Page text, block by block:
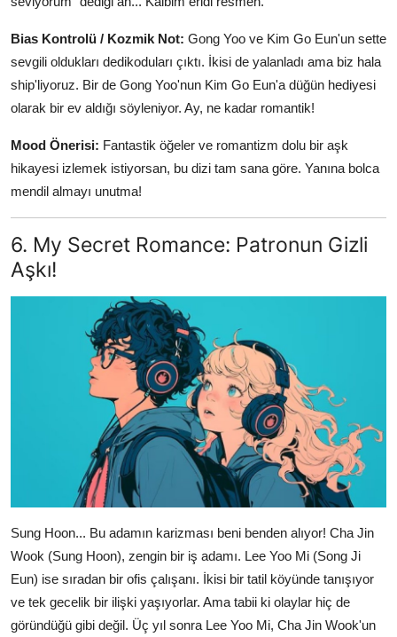
Bias Kontrolü / Kozmik Not: Gong Yoo ve Kim Go Eun'un sette
sevgili oldukları dedikoduları çıktı. İkisi de yalanladı ama biz hala
ship'liyoruz. Bir de Gong Yoo'nun Kim Go Eun'a düğün hediyesi
olarak bir ev aldığı söyleniyor. Ay, ne kadar romantik!
Mood Önerisi: Fantastik öğeler ve romantizm dolu bir aşk
hikayesi izlemek istiyorsan, bu dizi tam sana göre. Yanına bolca
mendil almayı unutma!
6. My Secret Romance: Patronun Gizli
Aşkı!
Sung Hoon... Bu adamın karizması beni benden alıyor! Cha Jin
Wook (Sung Hoon), zengin bir iş adamı. Lee Yoo Mi (Song Ji
Eun) ise sıradan bir ofis çalışanı. İkisi bir tatil köyünde tanışıyor
ve tek gecelik bir ilişki yaşıyorlar. Ama tabii ki olaylar hiç de
göründüğü gibi değil. Üç yıl sonra Lee Yoo Mi, Cha Jin Wook'un